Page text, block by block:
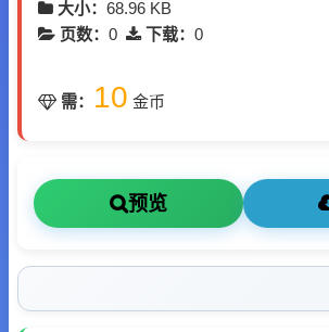
大小： 68.96 KB
页数： 0 下载： 0
需： 10 金币
预览